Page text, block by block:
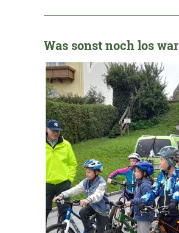
Was sonst noch los war